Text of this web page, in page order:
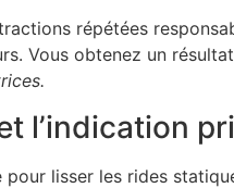
répétées
Vous obtenez un
l’indication
lisser les rides